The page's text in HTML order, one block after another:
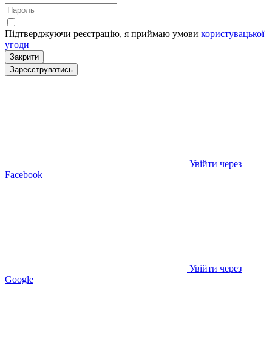
Підтверджуючи реєстрацію, я приймаю умови користувацької
угоди
Закрити
Зареєструватись
Увійти через
Facebook
Увійти через
Google